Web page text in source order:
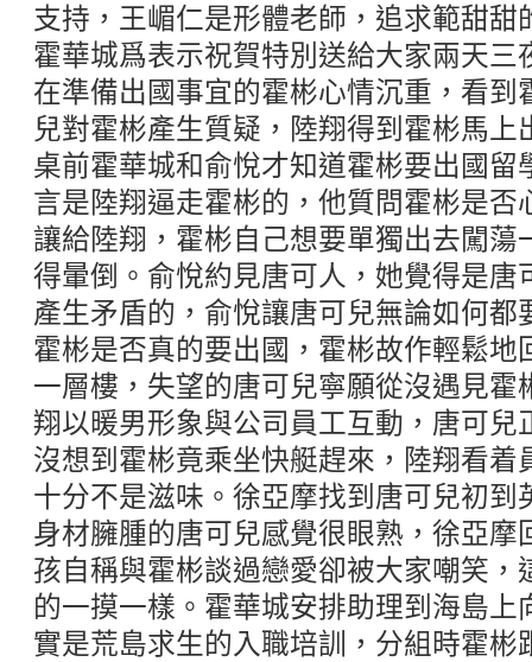
支持，王嵋仁是形體老師，追求範甜甜
霍華城爲表示祝賀特別送給大家兩天三
在準備出國事宜的霍彬心情沉重，看到
兒對霍彬產生質疑，陸翔得到霍彬馬上
桌前霍華城和俞悅才知道霍彬要出國留
言是陸翔逼走霍彬的，他質問霍彬是否
讓給陸翔，霍彬自己想要單獨出去闖蕩
得暈倒。俞悅約見唐可人，她覺得是唐
產生矛盾的，俞悅讓唐可兒無論如何都
霍彬是否真的要出國，霍彬故作輕鬆地
一層樓，失望的唐可兒寧願從沒遇見霍
翔以暖男形象與公司員工互動，唐可兒
沒想到霍彬竟乘坐快艇趕來，陸翔看着
十分不是滋味。徐亞摩找到唐可兒初到
身材臃腫的唐可兒感覺很眼熟，徐亞摩
孩自稱與霍彬談過戀愛卻被大家嘲笑，
的一摸一樣。霍華城安排助理到海島上
實是荒島求生的入職培訓，分組時霍彬